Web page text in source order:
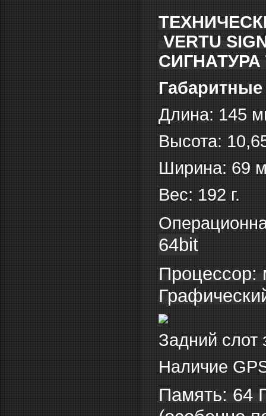
VERTU
Длина: 145
Высота:
Ширина: 69
Вес: 192 г.
64bit
Процессор:
Задний слот
Наличие
Память: 64